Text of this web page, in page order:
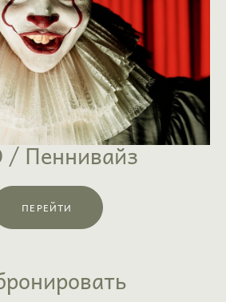
Пеннивайз
ПЕРЕЙТИ